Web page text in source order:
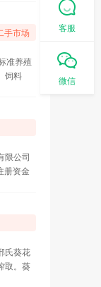
05-08
04-12
04-04
的民
司以提
方
终致力
以保
装饰
、时
特色为
设计与
有浓
公司
一流的
制
手市场
准养殖
饲料
、大
土地
限公司
册资金
的工
，企
执照、
立，财
氏葵花
取。葵
客服
微信